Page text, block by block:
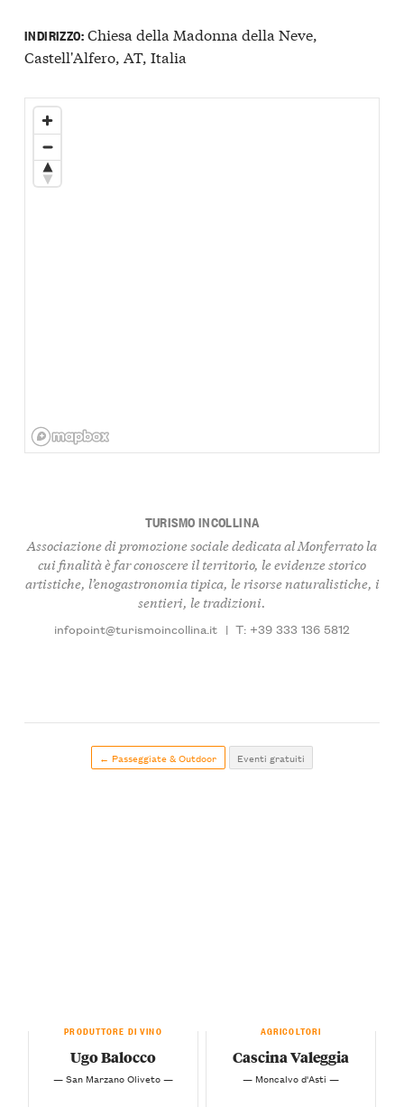
INDIRIZZO:Chiesa della Madonna della Neve,
Castell'Alfero, AT, Italia
TURISMO INCOLLINA
Associazione di promozione sociale dedicata al Monferrato la
cui finalità è far conoscere il territorio, le evidenze storico
artistiche, l’enogastronomia tipica, le risorse naturalistiche, i
sentieri, le tradizioni.
infopoint@turismoincollina.it | T: +39 333 136 5812
← Passeggiate & Outdoor Eventi gratuiti
PRODUTTORE DI VINO
Ugo Balocco
— San Marzano Oliveto —
AGRICOLTORI
Cascina Valeggia
— Moncalvo d'Asti —